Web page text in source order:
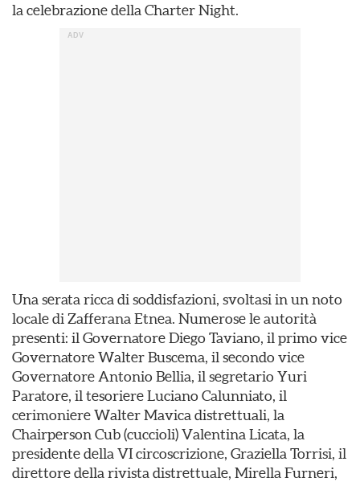
la celebrazione della Charter Night.
Una serata ricca di soddisfazioni, svoltasi in un noto
locale di Zafferana Etnea. Numerose le autorità
presenti: il Governatore Diego Taviano, il primo vice
Governatore Walter Buscema, il secondo vice
Governatore Antonio Bellia, il segretario Yuri
Paratore, il tesoriere Luciano Calunniato, il
cerimoniere Walter Mavica distrettuali, la
Chairperson Cub (cuccioli) Valentina Licata, la
presidente della VI circoscrizione, Graziella Torrisi, il
direttore della rivista distrettuale, Mirella Furneri,